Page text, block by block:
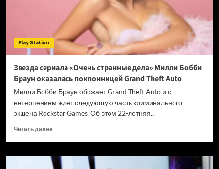
подготовки.
Рецензия
Play Station
Звезда сериала «Очень странные дела» Милли Бобби
Браун оказалась поклонницей Grand Theft Auto
Милли Бобби Браун обожает Grand Theft Auto и с
нетерпением ждет следующую часть криминального
экшена Rockstar Games. Об этом 22-летняя...
Читать далееПрочитать
Звезда
сериала